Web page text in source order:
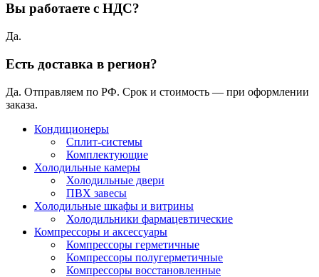
Вы работаете с НДС?
Да.
Есть доставка в регион?
Да. Отправляем по РФ. Срок и стоимость — при оформлении
заказа.
Кондиционеры
Сплит-системы
Комплектующие
Холодильные камеры
Холодильные двери
ПВХ завесы
Холодильные шкафы и витрины
Холодильники фармацевтические
Компрессоры и аксессуары
Компрессоры герметичные
Компрессоры полугерметичные
Компрессоры восстановленные